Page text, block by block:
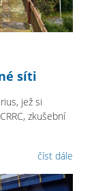
síti
jež si
zkušební
číst dále